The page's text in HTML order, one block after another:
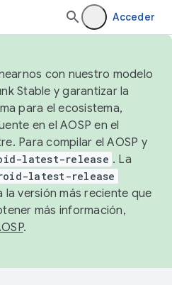
Acceder
con nuestro modelo
Stable y garantizar la
para el ecosistema,
en el AOSP en el
Para compilar el AOSP y
latest-release . La
latest-release
versión más reciente que
más información,
.